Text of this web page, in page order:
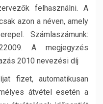
felhasználni. A
azon a néven, amely
Számlaszámunk:
A megjegyzés
2010 nevezési díj
fizet, automatikusan
átvétel esetén a